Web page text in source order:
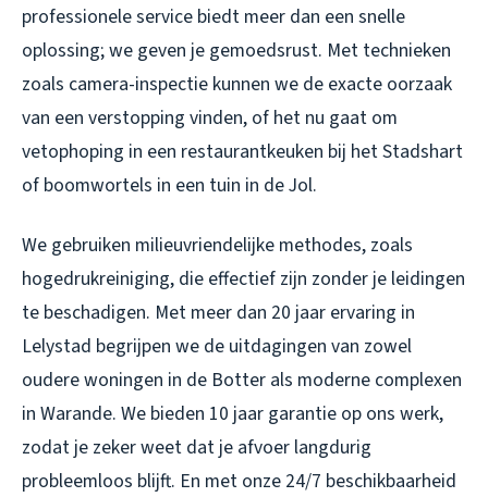
professionele service biedt meer dan een snelle
oplossing; we geven je gemoedsrust. Met technieken
zoals camera-inspectie kunnen we de exacte oorzaak
van een verstopping vinden, of het nu gaat om
vetophoping in een restaurantkeuken bij het Stadshart
of boomwortels in een tuin in de Jol.
We gebruiken milieuvriendelijke methodes, zoals
hogedrukreiniging, die effectief zijn zonder je leidingen
te beschadigen. Met meer dan 20 jaar ervaring in
Lelystad begrijpen we de uitdagingen van zowel
oudere woningen in de Botter als moderne complexen
in Warande. We bieden 10 jaar garantie op ons werk,
zodat je zeker weet dat je afvoer langdurig
probleemloos blijft. En met onze 24/7 beschikbaarheid